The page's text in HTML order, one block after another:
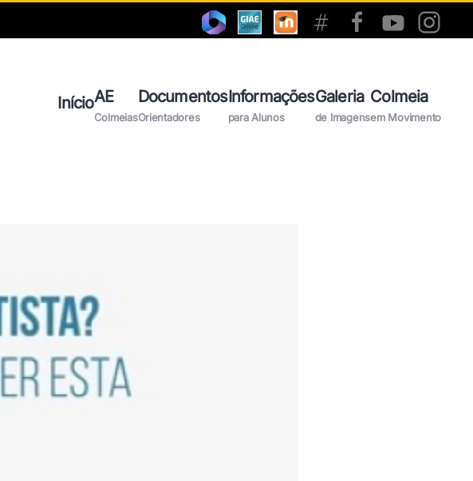
InícioAE
Colmeias
Documentos
Orientadores
Informações
para Alunos
Galeria
de Imagens
Colmeia
em Movimento